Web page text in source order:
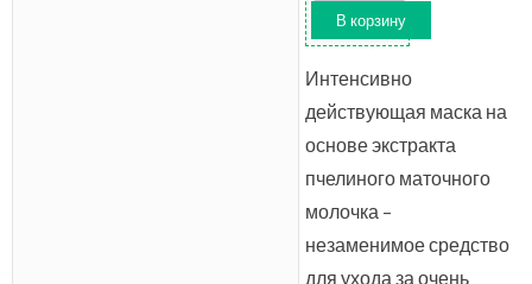
Интенсивно
действующая маска на
основе экстракта
пчелиного маточного
молочка –
незаменимое средство
для ухода за очень